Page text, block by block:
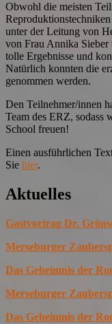
Obwohl die meisten
unter der Leitung von
von Frau Annika
tolle Ergebnisse und
Natürlich konnten die
genommen werden.
Den Teilnehmer/innen
Team des ERZ, sodass
School freuen!
Einen ausführlichen
Sie hier.
Aktuelles
Gastvortrag Dr.
Merseburger
Das Geheimnis der
Merseburger
Das Geheimnis der